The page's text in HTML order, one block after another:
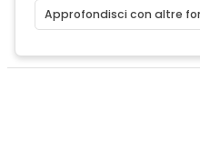
Approfondisci con altre